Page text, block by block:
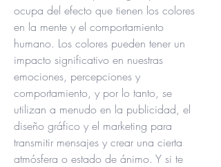
ocupa del efecto que tienen los colores
en la mente y el comportamiento
humano. Los colores pueden tener un
impacto significativo en nuestras
emociones, percepciones y
comportamiento, y por lo tanto, se
utilizan a menudo en la publicidad, el
diseño gráfico y el marketing para
transmitir mensajes y crear una cierta
atmósfera o estado de ánimo. Y si te